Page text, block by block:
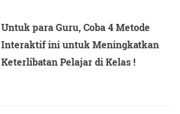
Untuk para Guru, Coba 4 Metode
Interaktif ini untuk Meningkatkan
Keterlibatan Pelajar di Kelas !